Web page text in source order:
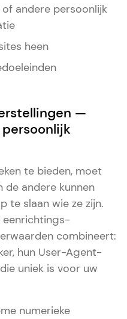
andere persoonlijk
heen
—
te bieden, moet
de andere kunnen
te slaan wie ze zijn.
eenrichtings-
combineert:
hun User-Agent-
uniek is voor uw
numerieke